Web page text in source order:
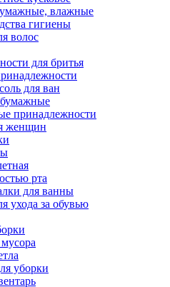
влажные
гигиены
волос
для бритья
для ван
принадлежности
женщин
рта
для ванны
ухода за обувью
уборки